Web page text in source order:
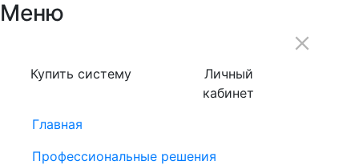
Меню
Купить систему
Личный
кабинет
Главная
Профессиональные решения